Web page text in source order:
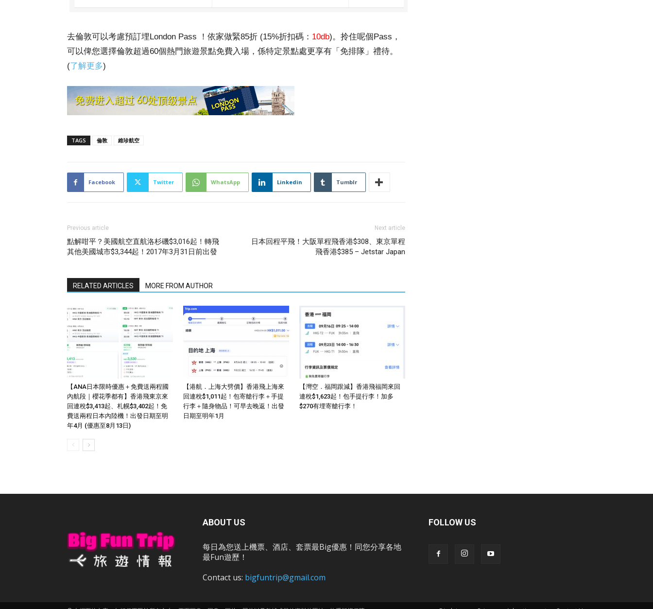
去倫敦可以考慮預訂埋London Pass ！依家做緊85折 (15%折扣碼： 10db)。拎住呢個Pass，
可以俾您選擇倫敦超過60個熱門旅遊景點免費入場，係特定景點處更享有「免排隊」禮待。
(了解更多)
TAGS 倫敦 維珍航空
Facebook Twitter WhatsApp Linkedin Tumblr
Previous article
點解咁平？美國航空直航洛杉磯$3,016起！轉飛
其他美國城市$3,344起！2017年3月31日前出發
Next article
日本回程平飛！大阪單程飛香港$308、東京單程
飛香港$385 – Jetstar Japan
RELATED ARTICLES MORE FROM AUTHOR
【ANA日本限時優惠＋免費送兩程國
內航段｜櫻花季都有】香港飛東京來
回連稅$3,413起、札幌$3,402起！免
費送兩程日本內陸機！出發日期至明
年4月 (優惠至8月13日)
【港航．上海大劈價】香港飛上海來
回連稅$1,011起！包寄艙行李＋手提
行李＋隨身物品！可早去晚返！出發
日期至明年1月
【灣空．福岡跟減】香港飛福岡來回
連稅$1,623起！包手提行李！加多
$270有埋寄艙行李！
ABOUT US
每日為您送上機票、酒店、套票最Big優惠！同您分享各地
最Fun遊歷！
Contact us: bigfuntrip@gmail.com
FOLLOW US